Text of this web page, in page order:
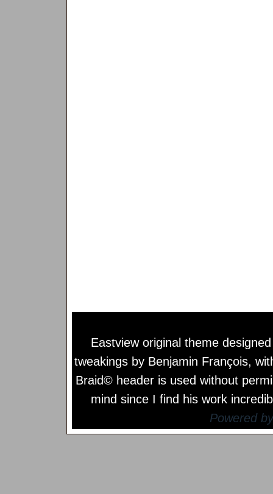
Eastview original theme
tweakings by Benjamin François,
Braid© header is used without
mind since I find his work
Powered